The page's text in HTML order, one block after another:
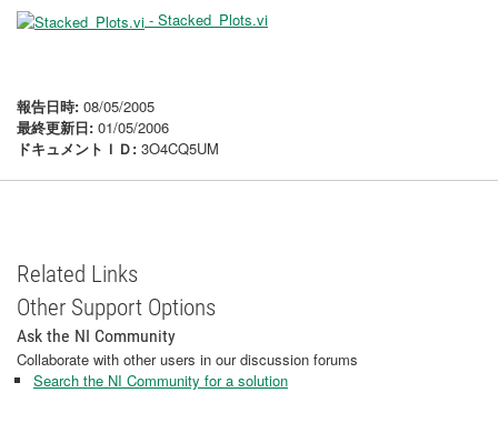
- Stacked_Plots.vi
報告日時: 08/05/2005
最終更新日: 01/05/2006
ドキュメントＩＤ: 3O4CQ5UM
Related Links
Other Support Options
Ask the NI Community
Collaborate with other users in our discussion forums
Search the NI Community for a solution